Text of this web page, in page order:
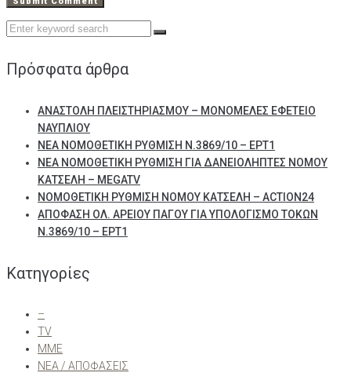
Search
Πρόσφατα άρθρα
ΑΝΑΣΤΟΛΗ ΠΛΕΙΣΤΗΡΙΑΣΜΟΥ – ΜΟΝΟΜΕΛΕΣ ΕΦΕΤΕΙΟ
ΝΑΥΠΛΙΟΥ
ΝΕΑ ΝΟΜΟΘΕΤΙΚΗ ΡΥΘΜΙΣΗ Ν.3869/10 – ΕΡΤ1
ΝΕΑ ΝΟΜΟΘΕΤΙΚΗ ΡΥΘΜΙΣΗ ΓΙΑ ΔΑΝΕΙΟΛΗΠΤΕΣ ΝΟΜΟΥ
ΚΑΤΣΕΛΗ – MEGATV
ΝΟΜΟΘΕΤΙΚΗ ΡΥΘΜΙΣΗ ΝΟΜΟΥ ΚΑΤΣΕΛΗ – ACTION24
ΑΠΟΦΑΣΗ ΟΛ. ΑΡΕΙΟΥ ΠΑΓΟΥ ΓΙΑ ΥΠΟΛΟΓΙΣΜΟ ΤΟΚΩΝ
Ν.3869/10 – ΕΡΤ1
Kατηγορίες
–
TV
ΜΜΕ
ΝΕΑ / ΑΠΟΦΑΣΕΙΣ